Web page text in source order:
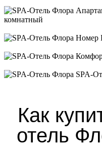
Как
отель